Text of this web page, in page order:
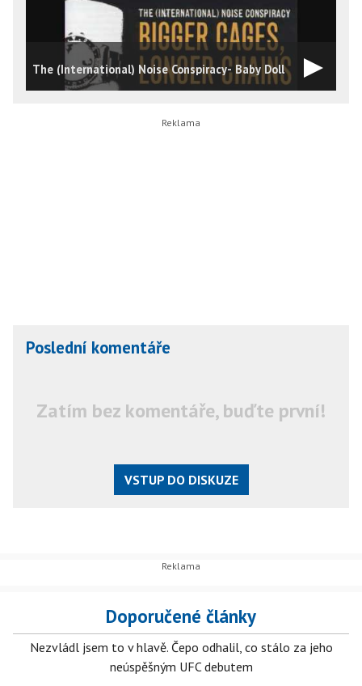
The (International) Noise Conspiracy- Baby Doll
Poslední komentáře
Zatím bez komentáře, buďte první!
VSTUP DO DISKUZE
Doporučené články
Nezvládl jsem to v hlavě. Čepo odhalil, co stálo za jeho
neúspěšným UFC debutem